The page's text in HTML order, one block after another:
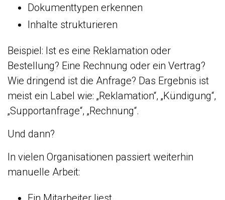
Dokumenttypen erkennen
Inhalte strukturieren
Beispiel: Ist es eine Reklamation oder
Bestellung? Eine Rechnung oder ein Vertrag?
Wie dringend ist die Anfrage? Das Ergebnis ist
meist ein Label wie: „Reklamation“, „Kündigung“,
„Supportanfrage“, „Rechnung“.
Und dann?
In vielen Organisationen passiert weiterhin
manuelle Arbeit: